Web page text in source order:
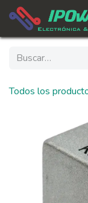
Ir al contenido
Todos los